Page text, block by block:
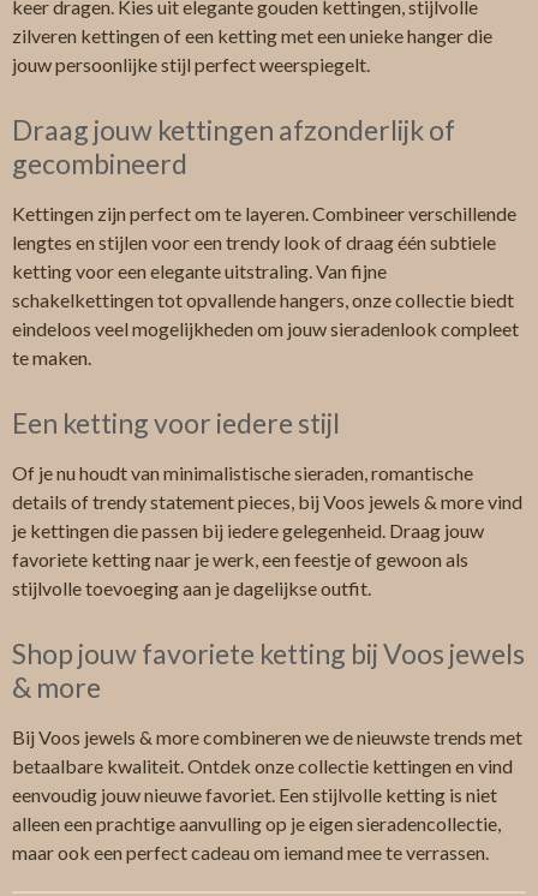
keer dragen. Kies uit elegante gouden kettingen, stijlvolle
zilveren kettingen of een ketting met een unieke hanger die
jouw persoonlijke stijl perfect weerspiegelt.
Draag jouw kettingen afzonderlijk of
gecombineerd
Kettingen zijn perfect om te layeren. Combineer verschillende
lengtes en stijlen voor een trendy look of draag één subtiele
ketting voor een elegante uitstraling. Van fijne
schakelkettingen tot opvallende hangers, onze collectie biedt
eindeloos veel mogelijkheden om jouw sieradenlook compleet
te maken.
Een ketting voor iedere stijl
Of je nu houdt van minimalistische sieraden, romantische
details of trendy statement pieces, bij Voos jewels & more vind
je kettingen die passen bij iedere gelegenheid. Draag jouw
favoriete ketting naar je werk, een feestje of gewoon als
stijlvolle toevoeging aan je dagelijkse outfit.
Shop jouw favoriete ketting bij Voos jewels
& more
Bij Voos jewels & more combineren we de nieuwste trends met
betaalbare kwaliteit. Ontdek onze collectie kettingen en vind
eenvoudig jouw nieuwe favoriet. Een stijlvolle ketting is niet
alleen een prachtige aanvulling op je eigen sieradencollectie,
maar ook een perfect cadeau om iemand mee te verrassen.